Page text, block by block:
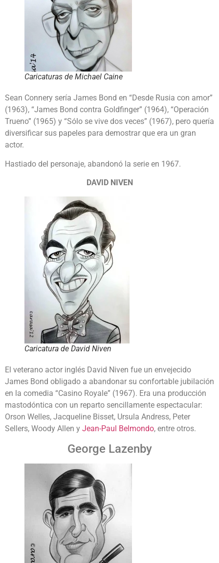
Caricaturas de Michael Caine
Sean Connery sería James Bond en “Desde Rusia con amor”
(1963), “James Bond contra Goldfinger” (1964), “Operación
Trueno” (1965) y “Sólo se vive dos veces” (1967), pero quería
diversificar sus papeles para demostrar que era un gran
actor.
Hastiado del personaje, abandonó la serie en 1967.
DAVID NIVEN
Caricatura de David Niven
El veterano actor inglés David Niven fue un envejecido
James Bond obligado a abandonar su confortable jubilación
en la comedia “Casino Royale” (1967). Era una producción
mastodóntica con un reparto sencillamente espectacular:
Orson Welles, Jacqueline Bisset, Ursula Andress, Peter
Sellers, Woody Allen y Jean-Paul Belmondo, entre otros.
George Lazenby